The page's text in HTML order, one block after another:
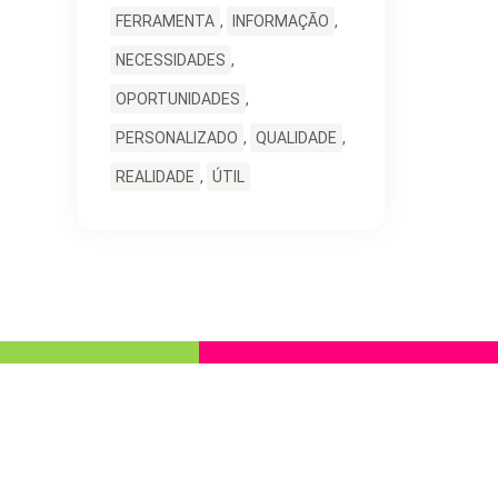
FERRAMENTA , INFORMAÇÃO ,
NECESSIDADES ,
OPORTUNIDADES ,
PERSONALIZADO , QUALIDADE ,
REALIDADE , ÚTIL